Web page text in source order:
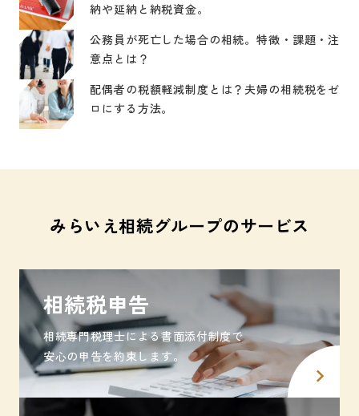
納や延納と納税資金。
公務員が死亡した場合の相続。特徴・課題・注
意点とは？
配偶者の税額軽減制度とは？夫婦の相続税をゼ
ロにする方法。
みらいえ相続グループのサービス
相続税申告
相続専門税理士による書面添付制度で
安心の申告を約束します。